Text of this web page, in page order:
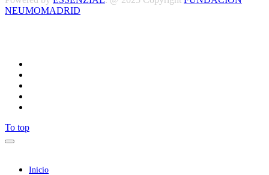
NEUMOMADRID
To top
Inicio